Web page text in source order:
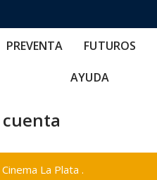
PREVENTA FUTUROS
AYUDA
La Plata .